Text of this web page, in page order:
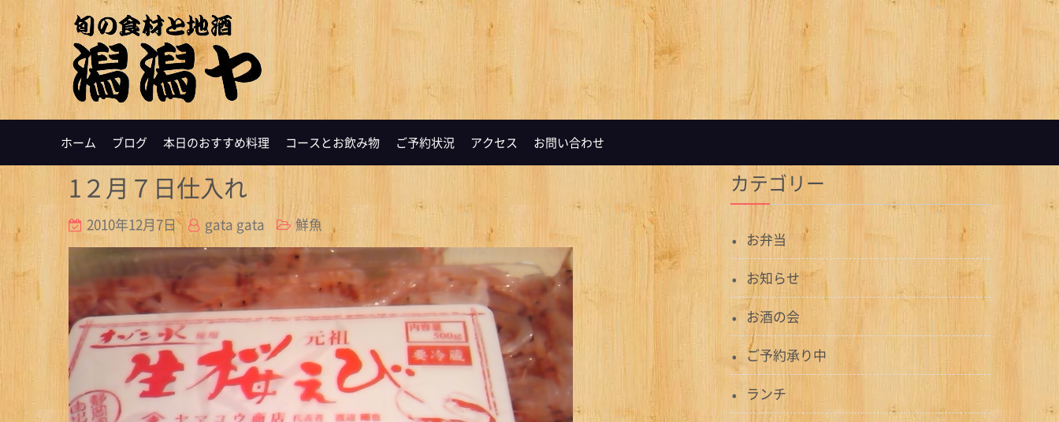
ホーム ブログ 本日のおすすめ料理 コースとお飲み物 ご予約状況 アクセス お問い合わせ
1２月７日仕入れ
2010年12月7日 gata gata 鮮魚
カテゴリー
お弁当
お知らせ
お酒の会
ご予約承り中
ランチ